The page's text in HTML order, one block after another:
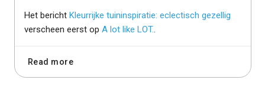
Het bericht Kleurrijke tuininspiratie: eclectisch gezellig
verscheen eerst op A lot like LOT.
Read more